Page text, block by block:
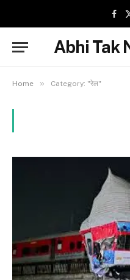
Abhi Tak
Home » Category: "रेल"